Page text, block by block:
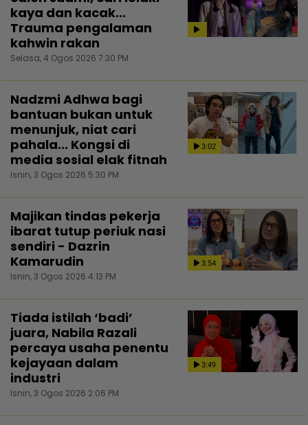
kaya dan kacak...
Trauma pengalaman
kahwin rakan
Selasa, 4 Ogos 2026 7:30 PM
3:02
Nadzmi Adhwa bagi
bantuan bukan untuk
menunjuk, niat cari
pahala... Kongsi di
media sosial elak fitnah
Isnin, 3 Ogos 2026 5:30 PM
3:54
Majikan tindas pekerja
ibarat tutup periuk nasi
sendiri - Dazrin
Kamarudin
Isnin, 3 Ogos 2026 4:13 PM
3:49
Tiada istilah ‘badi’
juara, Nabila Razali
percaya usaha penentu
kejayaan dalam
industri
Isnin, 3 Ogos 2026 2:06 PM